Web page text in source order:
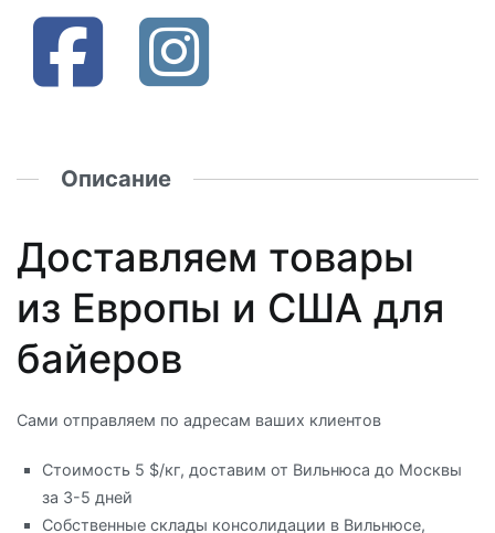
Описание
Доставляем товары
из Европы и США для
байеров
Сами отправляем по адресам ваших клиентов
Стоимость 5 $/кг, доставим от Вильнюса до Москвы
за 3-5 дней
Собственные склады консолидации в Вильнюсе,